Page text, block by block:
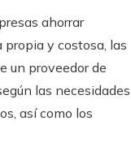
ahorrar
y costosa, las
un proveedor de
las necesidades
así como los